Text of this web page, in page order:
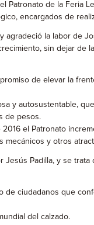
Patronato de la Feria
encargados de
la labor de
sin dejar
de elevar la
y autosustentable,
de pesos.
el Patronato
mecánicos y otros
Padilla, y se
ciudadanos que
del calzado.